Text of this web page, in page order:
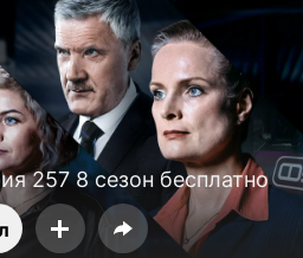
257 8 сезон бесплатно
соглашение
Для партнёров
промокод
каналы Контакты